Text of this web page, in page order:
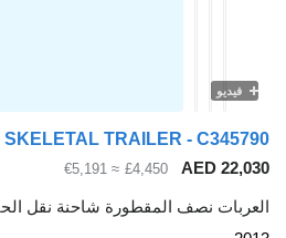
فيديو
AED
£4,450
≈ €5,191
نصف المقطورة شاحنة نقل الحاويات